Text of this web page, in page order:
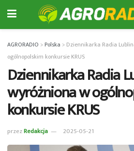
AGRORADIO >Polska > Dziennikarka Radia
ogólnopolskim konkursie KRUS
Dziennikarka Radia
wyróżniona w
konkursie KRUS
przezRedakcja 2025-05-21